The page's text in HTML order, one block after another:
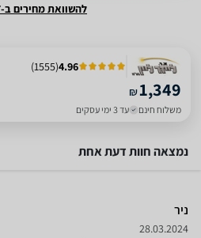
להשוואת מחירים ב-17 חנויות
4.96
(
1555
)
₪1,349
משלוח חינם עד 3 ימי עסקים
נמצאה חוות דעת אחת
ניר
28.03.2024